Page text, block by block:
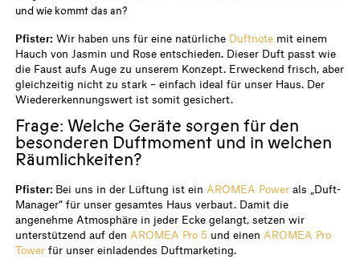
und wie kommt das an?
Pfister: Wir haben uns für eine natürliche Duftnote mit einem
Hauch von Jasmin und Rose entschieden. Dieser Duft passt wie
die Faust aufs Auge zu unserem Konzept. Erweckend frisch, aber
gleichzeitig nicht zu stark – einfach ideal für unser Haus. Der
Wiedererkennungswert ist somit gesichert.
Frage: Welche Geräte sorgen für den
besonderen Duftmoment und in welchen
Räumlichkeiten?
Pfister: Bei uns in der Lüftung ist ein AROMEA Power als „Duft-
Manager“ für unser gesamtes Haus verbaut. Damit die
angenehme Atmosphäre in jeder Ecke gelangt, setzen wir
unterstützend auf den AROMEA Pro 5 und einen AROMEA Pro
Tower für unser einladendes Duftmarketing.